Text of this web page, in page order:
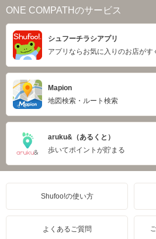
ONE COMPATHのサービス
シュフーチラシアプリ
アプリならお気に入りのお店がす
Mapion
地図検索・ルート検索
aruku&（あるくと）
歩いてポイントが貯まる
Shufoo!の使い方
よくあるご質問